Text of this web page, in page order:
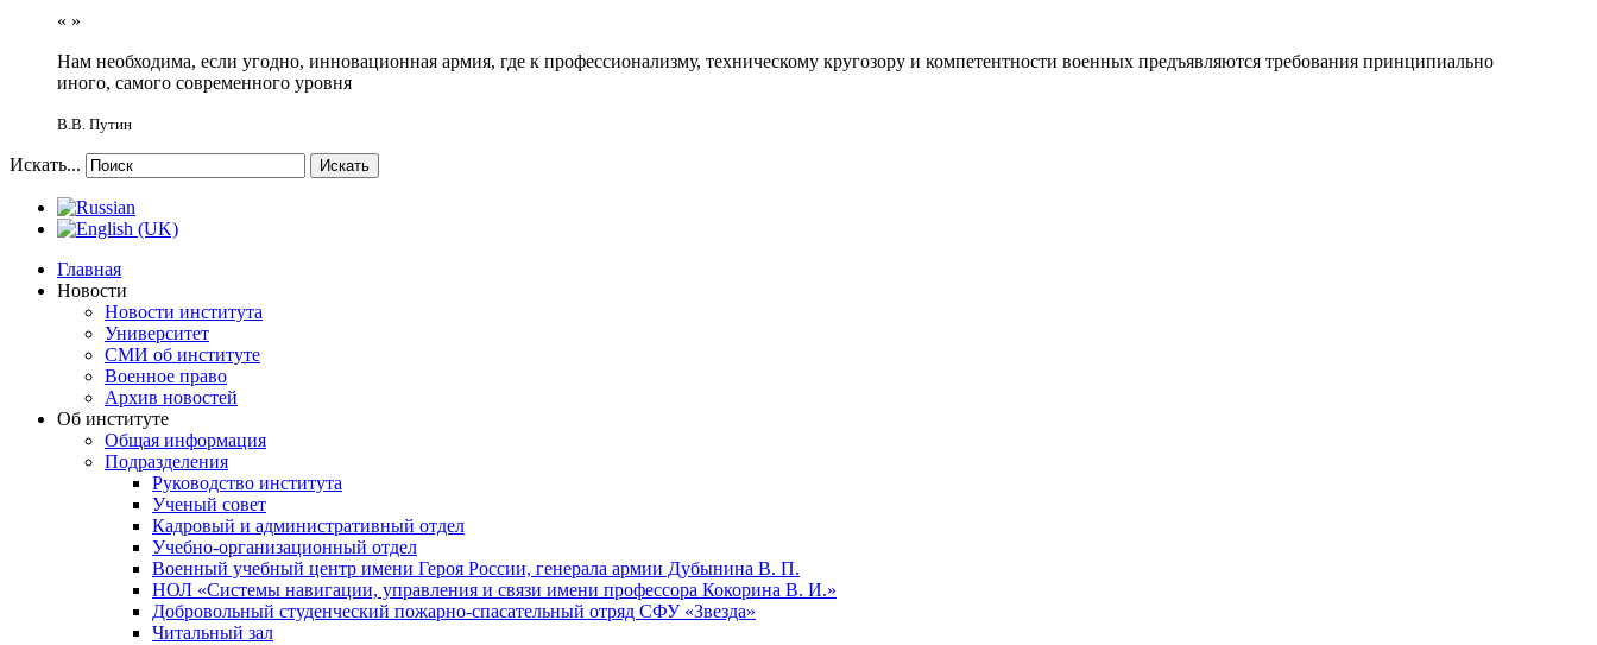
« »
Нам необходима, если угодно, инновационная армия, где к профессионализму, техническому кругозору и компетентности военных предъявляются требования принципиально
иного, самого современного уровня
В.В. Путин
Искать... Искать
Главная
Новости
Новости института
Университет
СМИ об институте
Военное право
Архив новостей
Об институте
Общая информация
Подразделения
Руководство института
Ученый совет
Кадровый и административный отдел
Учебно-организационный отдел
Военный учебный центр имени Героя России, генерала армии Дубынина В. П.
НОЛ «Системы навигации, управления и связи имени профессора Кокорина В. И.»
Добровольный студенческий пожарно-спасательный отряд СФУ «Звезда»
Читальный зал